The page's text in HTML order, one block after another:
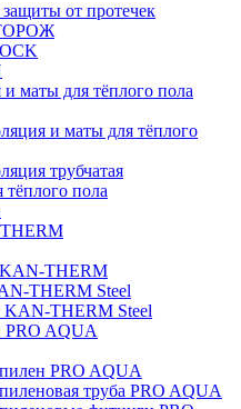
от протечек
маты для тёплого пола
и маты для тёплого
трубчатая
пола
THERM
THERM Steel
THERM Steel
AQUA
PRO AQUA
труба PRO AQUA